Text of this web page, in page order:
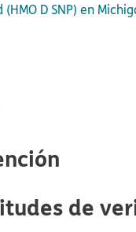
D SNP) en
de